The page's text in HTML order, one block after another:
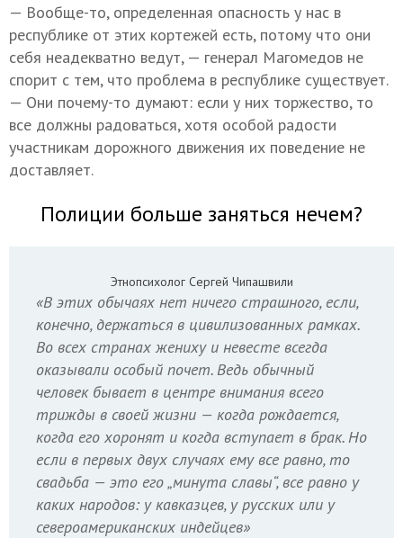
— Вообще-то, определенная опасность у нас в
республике от этих кортежей есть, потому что они
себя неадекватно ведут, — генерал Магомедов не
спорит с тем, что проблема в республике существует.
— Они почему-то думают: если у них торжество, то
все должны радоваться, хотя особой радости
участникам дорожного движения их поведение не
доставляет.
Полиции больше заняться нечем?
Этнопсихолог Сергей Чипашвили
«В этих обычаях нет ничего страшного, если,
конечно, держаться в цивилизованных рамках.
Во всех странах жениху и невесте всегда
оказывали особый почет. Ведь обычный
человек бывает в центре внимания всего
трижды в своей жизни — когда рождается,
когда его хоронят и когда вступает в брак. Но
если в первых двух случаях ему все равно, то
свадьба — это его „минута славы“, все равно у
каких народов: у кавказцев, у русских или у
североамериканских индейцев»